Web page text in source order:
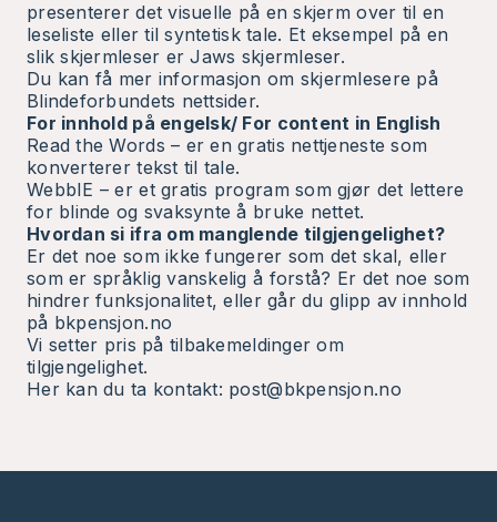
presenterer det visuelle på en skjerm over til en
leseliste eller til syntetisk tale. Et eksempel på en
slik skjermleser er Jaws skjermleser.
Du kan få mer informasjon om skjermlesere på
Blindeforbundets nettsider.
For innhold på engelsk/ For content in English
Read the Words – er en gratis nettjeneste som
konverterer tekst til tale.
WebbIE – er et gratis program som gjør det lettere
for blinde og svaksynte å bruke nettet.
Hvordan si ifra om manglende tilgjengelighet?
Er det noe som ikke fungerer som det skal, eller
som er språklig vanskelig å forstå? Er det noe som
hindrer funksjonalitet, eller går du glipp av innhold
på bkpensjon.no
Vi setter pris på tilbakemeldinger om
tilgjengelighet.
Her kan du ta kontakt: post@bkpensjon.no